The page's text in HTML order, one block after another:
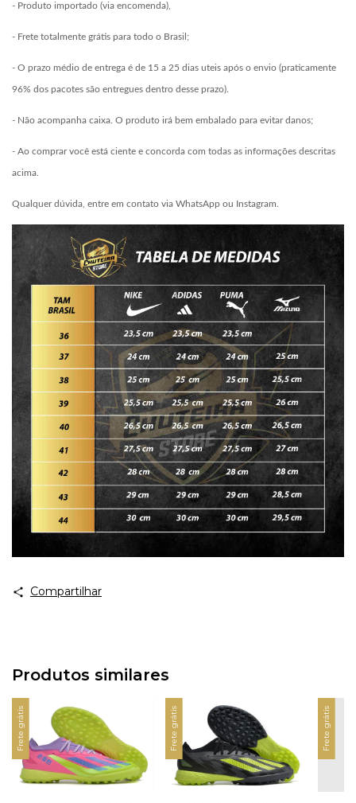
- Produto importado (via encomenda),
- Frete totalmente grátis para todo o Brasil;
- O prazo médio de entrega é de 15 a 25 dias uteis após o envio (praticamente
96% dos pacotes são entregues dentro desse prazo).
- Não acompanha caixa. O produto irá bem embalado para evitar danos;
- Ao comprar você está ciente e concorda com todas as informações descritas
acima.
Qualquer dúvida, entre em contato via WhatsApp ou Instagram.
Compartilhar
Produtos similares
Frete grátis Frete grátis Frete grátis